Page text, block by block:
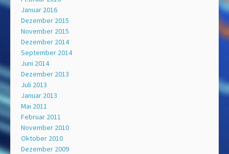
Januar 2016
Dezember 2015
November 2015
Dezember 2014
September 2014
Juni 2014
Dezember 2013
Juli 2013
Januar 2013
Mai 2011
Februar 2011
November 2010
Oktober 2010
Dezember 2009